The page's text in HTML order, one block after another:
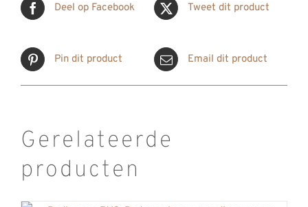
Deel op Facebook Tweet dit product
Pin dit product Email dit product
Gerelateerde
producten